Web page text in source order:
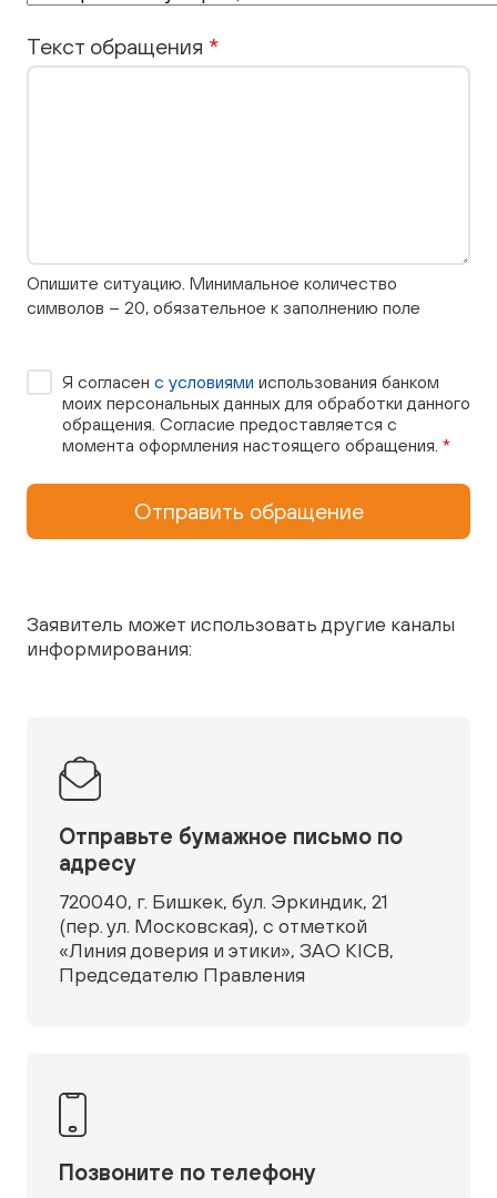
Текст обращения *
Опишите ситуацию. Минимальное количество
символов – 20, обязательное к заполнению поле
Я согласен с условиями использования банком
моих персональных данных для обработки данного
обращения. Согласие предоставляется с
момента оформления настоящего обращения. *
Отправить обращение
Заявитель может использовать другие каналы
информирования:
Отправьте бумажное письмо по
адресу
720040, г. Бишкек, бул. Эркиндик, 21
(пер. ул. Московская), с отметкой
«Линия доверия и этики», ЗАО KICB,
Председателю Правления
Позвоните по телефону